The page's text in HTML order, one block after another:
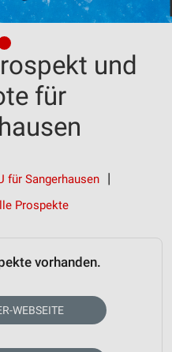
und
für
für Sangerhausen
Prospekte
vorhanden.
WEBSEITE